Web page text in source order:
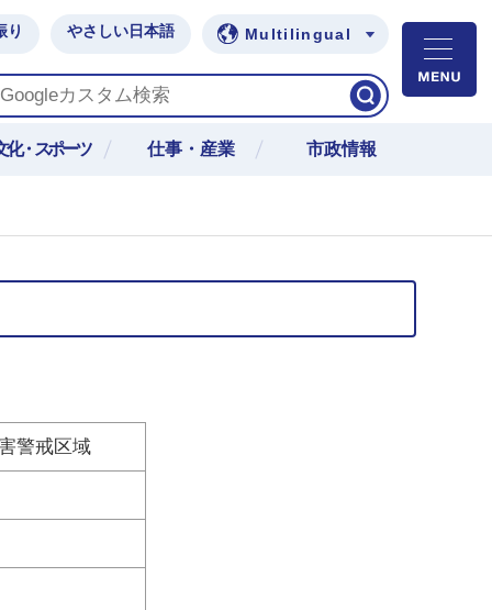
り やさしい日本語 Multilingual
化・スポーツ 仕事・産業 市政情報
警戒区域